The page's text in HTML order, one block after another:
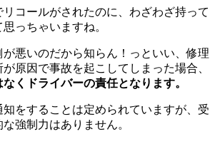
リコールがされたのに、わざわざ持って
っちゃいますね。
悪いのだから知らん！っといい、修理
原因で事故を起こしてしまった場合、
くドライバーの責任となります。
をすることは定められていますが、受
強制力はありません。